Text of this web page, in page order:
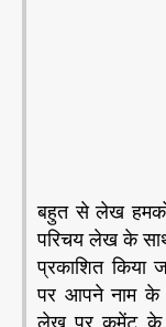
बहुत से लेख
परिचय लेख के
प्रकाशित किया
पर आपने नाम के
लेख पर कमेंट के